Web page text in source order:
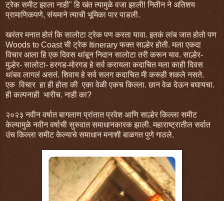
ट्रेक समीट झाला नाही" हि खंत त्यामुळे वजा झाली! नितीन ने अतिशय
प्रामाणिकपणे, संयमाने त्याची भूमिका पार पाडली.
खरंतर मनात होतं कि सालोटा ट्रेक पण करता यावा. इतकं लांब जात होतो पण
Woods to Coast ची ट्रेक Itinerary फक्त साल्हेर होती. मला एकदा
विचार आला हि एक दिवस थांबून निदान सालोटा तरी करून याव. साल्हेर-
मुल्हेर- सालोटा- हरगड-मोरगड हे सर्व करायला कदाचित मला काही दिवस
थांबव लागलं असतं. शिवाय हे सर्व सलग कदाचित मी करूही शकले नसते.
एक विचार हा ही होता की एका वेळी एकच किल्ला. छान वेळ देऊन बघायचा.
ही कल्पनाही भारीच. नाही का?
२०२३ नवीन वर्षात बागलाण प्रांतात प्रवेश आणि साल्हेर किल्ला समीट
केल्यामुळे नवीन वर्षाची सुरुवात समाधानकारक झाली. महाराष्ट्रातील सर्वात
उंच किल्ला समीट केल्याचे समाधान मनाशी बाळगत पुणे गाठले.